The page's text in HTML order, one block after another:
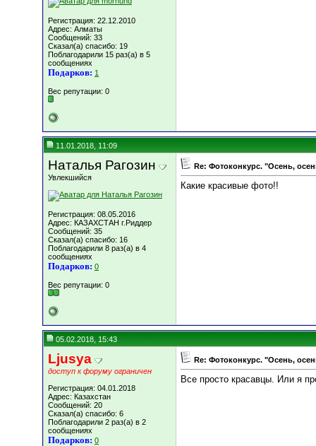
Регистрация: 22.12.2010
Адрес: Алматы
Сообщений: 33
Сказал(а) спасибо: 19
Поблагодарили 15 раз(а) в 5
сообщениях
Подарков: 1
Вес репутации: 0
11.01.2018, 11:09
Наталья Рагозин
Увлекшийся
Регистрация: 08.05.2016
Адрес: КАЗАХСТАН г.Риддер
Сообщений: 35
Сказал(а) спасибо: 16
Поблагодарили 8 раз(а) в 4
сообщениях
Подарков: 0
Вес репутации: 0
Re: Фотоконкурс. "Осень,
Какие красивые фото!!
05.02.2018, 15:43
Ljusya
доступ к форуму ограничен
Регистрация: 04.01.2018
Адрес: Казахстан
Сообщений: 20
Сказал(а) спасибо: 6
Поблагодарили 2 раз(а) в 2
сообщениях
Подарков: 0
Re: Фотоконкурс. "Осень,
Все просто красавцы. Или я